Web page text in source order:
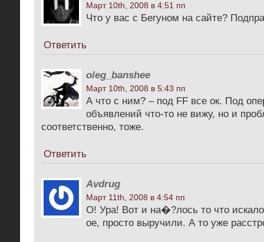
Март 10th, 2008 в 4:51 пп
Что у вас с Бегуном на сайте?
Ответить
oleg_banshee
Март 10th, 2008 в 5:43 пп
А что с ним? – под FF все ок. Под
объявлений что-то не вижу, но и
соответственно, тоже.
Ответить
Avdrug
Март 11th, 2008 в 4:54 пп
О! Ура! Вот и на�?лось то что
ое, просто выручили. А то уже